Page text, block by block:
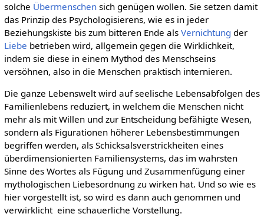
solche Übermenschensich genügen wollen. Sie setzen damit
das Prinzip des Psychologisierens, wie es in jeder
Beziehungskiste bis zum bitteren Ende als Vernichtung der
Liebe betrieben wird, allgemein gegen die Wirklichkeit,
indem sie diese in einem Mythod des Menschseins
versöhnen, also in die Menschen praktisch internieren.
Die ganze Lebenswelt wird auf seelische Lebensabfolgen des
Familienlebens reduziert, in welchem die Menschen nicht
mehr als mit Willen und zur Entscheidung befähigte Wesen,
sondern als Figurationen höherer Lebensbestimmungen
begriffen werden, als Schicksalsverstrickheiten eines
überdimensionierten Familiensystems, das im wahrsten
Sinne des Wortes als Fügung und Zusammenfügung einer
mythologischen Liebesordnung zu wirken hat. Und so wie es
hier vorgestellt ist, so wird es dann auch genommen und
verwirklicht  eine schauerliche Vorstellung.